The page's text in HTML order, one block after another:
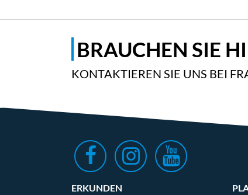
BRAUCHEN SIE
KONTAKTIEREN SIE UNS BEI
ERKUNDEN